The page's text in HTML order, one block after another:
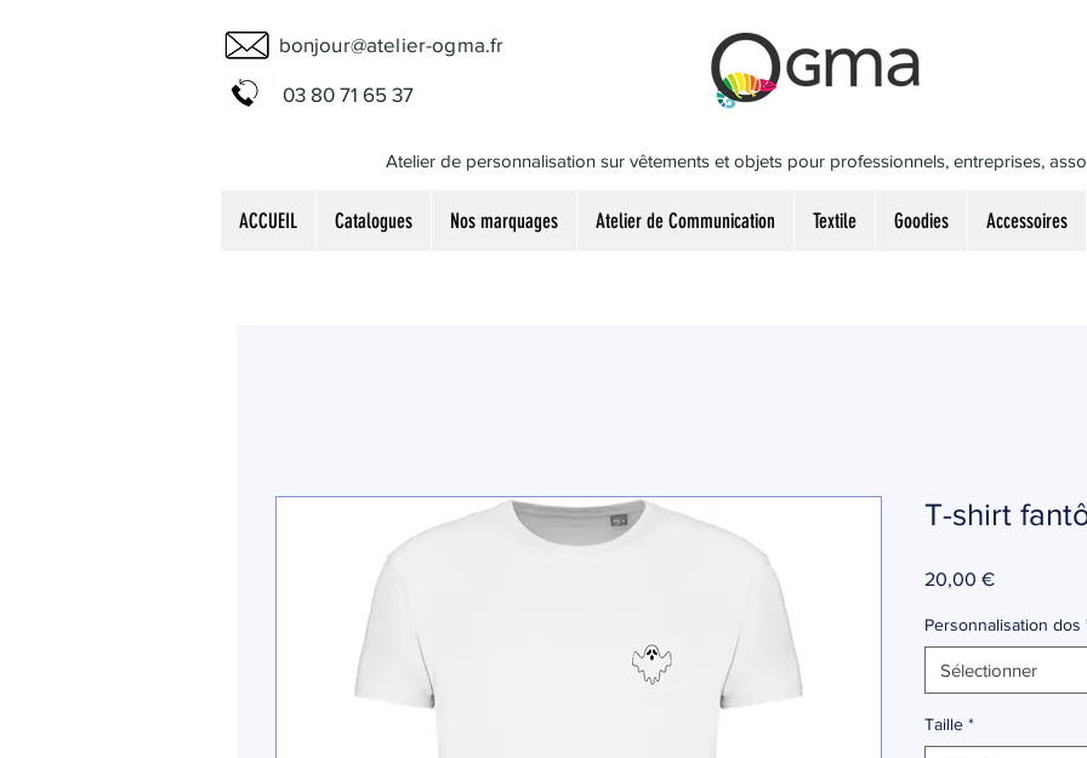
bonjour@atelier-ogma.fr
03 80 71 65 37
Atelier de personnalisation sur vêtements et objets pour professionnels, entreprises,
ACCUEIL Catalogues Nos marquages Atelier de Communication Textile Goodies Accessoires
T-shirt
20,00 €Prix
Personnalisation dos
Sélectionner
Taille *